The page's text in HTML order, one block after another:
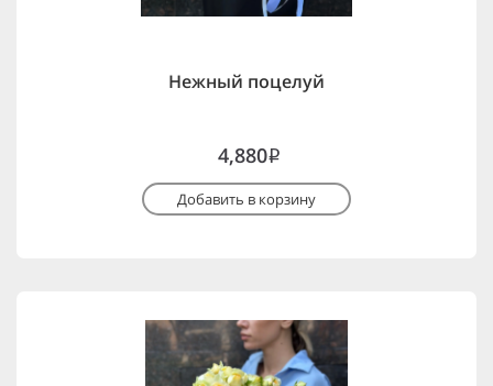
Нежный поцелуй
4,880i
Добавить в корзину